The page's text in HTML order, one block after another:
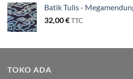
Batik Tulis -
32,00€TTC
TOKO ADA